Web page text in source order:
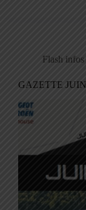
Flash infos
GAZETTE JUIN